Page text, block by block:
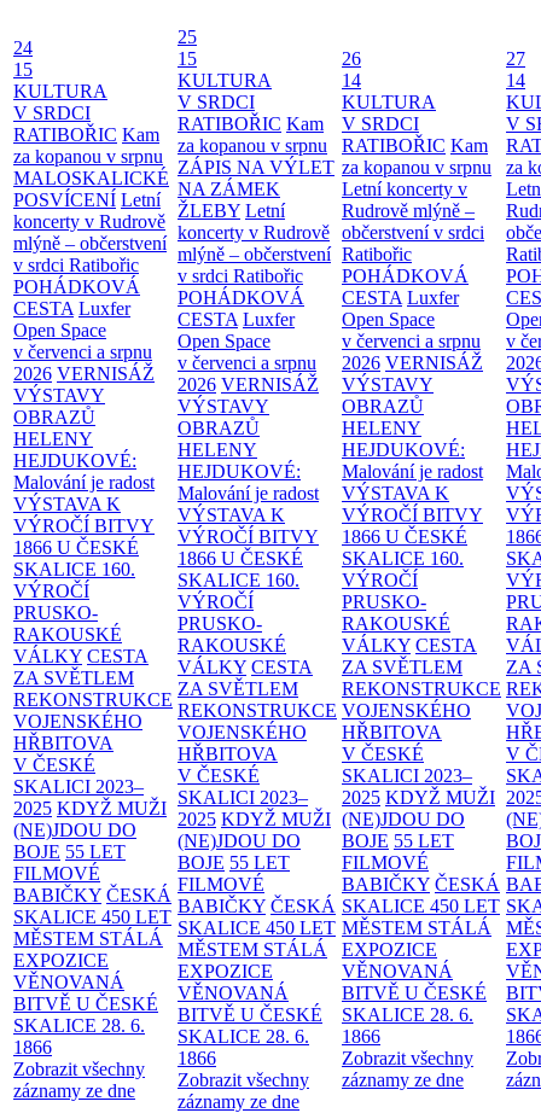
24
15
KULTURA
V SRDCI
RATIBOŘIC Kam
za kopanou v srpnu
MALOSKALICKÉ
POSVÍCENÍ Letní
koncerty v Rudrově
mlýně – občerstvení
v srdci Ratibořic
POHÁDKOVÁ
CESTA Luxfer
Open Space
v červenci a srpnu
2026 VERNISÁŽ
VÝSTAVY
OBRAZŮ
HELENY
HEJDUKOVÉ:
Malování je radost
VÝSTAVA K
VÝROČÍ BITVY
1866 U ČESKÉ
SKALICE 160.
VÝROČÍ
PRUSKO-
RAKOUSKÉ
VÁLKY CESTA
ZA SVĚTLEM
REKONSTRUKCE
VOJENSKÉHO
HŘBITOVA
V ČESKÉ
SKALICI 2023–
2025 KDYŽ MUŽI
(NE)JDOU DO
BOJE 55 LET
FILMOVÉ
BABIČKY ČESKÁ
SKALICE 450 LET
MĚSTEM STÁLÁ
EXPOZICE
VĚNOVANÁ
BITVĚ U ČESKÉ
SKALICE 28. 6.
1866
Zobrazit všechny
záznamy ze dne
25
15
KULTURA
V SRDCI
RATIBOŘIC Kam
za kopanou v srpnu
ZÁPIS NA VÝLET
NA ZÁMEK
ŽLEBY Letní
koncerty v Rudrově
mlýně – občerstvení
v srdci Ratibořic
POHÁDKOVÁ
CESTA Luxfer
Open Space
v červenci a srpnu
2026 VERNISÁŽ
VÝSTAVY
OBRAZŮ
HELENY
HEJDUKOVÉ:
Malování je radost
VÝSTAVA K
VÝROČÍ BITVY
1866 U ČESKÉ
SKALICE 160.
VÝROČÍ
PRUSKO-
RAKOUSKÉ
VÁLKY CESTA
ZA SVĚTLEM
REKONSTRUKCE
VOJENSKÉHO
HŘBITOVA
V ČESKÉ
SKALICI 2023–
2025 KDYŽ MUŽI
(NE)JDOU DO
BOJE 55 LET
FILMOVÉ
BABIČKY ČESKÁ
SKALICE 450 LET
MĚSTEM STÁLÁ
EXPOZICE
VĚNOVANÁ
BITVĚ U ČESKÉ
SKALICE 28. 6.
1866
Zobrazit všechny
záznamy ze dne
26
14
KULTURA
V SRDCI
RATIBOŘIC Kam
za kopanou v srpnu
Letní koncerty v
Rudrově mlýně –
občerstvení v srdci
Ratibořic
POHÁDKOVÁ
CESTA Luxfer
Open Space
v červenci a srpnu
2026 VERNISÁŽ
VÝSTAVY
OBRAZŮ
HELENY
HEJDUKOVÉ:
Malování je radost
VÝSTAVA K
VÝROČÍ BITVY
1866 U ČESKÉ
SKALICE 160.
VÝROČÍ
PRUSKO-
RAKOUSKÉ
VÁLKY CESTA
ZA SVĚTLEM
REKONSTRUKCE
VOJENSKÉHO
HŘBITOVA
V ČESKÉ
SKALICI 2023–
2025 KDYŽ MUŽI
(NE)JDOU DO
BOJE 55 LET
FILMOVÉ
BABIČKY ČESKÁ
SKALICE 450 LET
MĚSTEM STÁLÁ
EXPOZICE
VĚNOVANÁ
BITVĚ U ČESKÉ
SKALICE 28. 6.
1866
Zobrazit všechny
záznamy ze dne
27
14
V
za
v
ZA
V